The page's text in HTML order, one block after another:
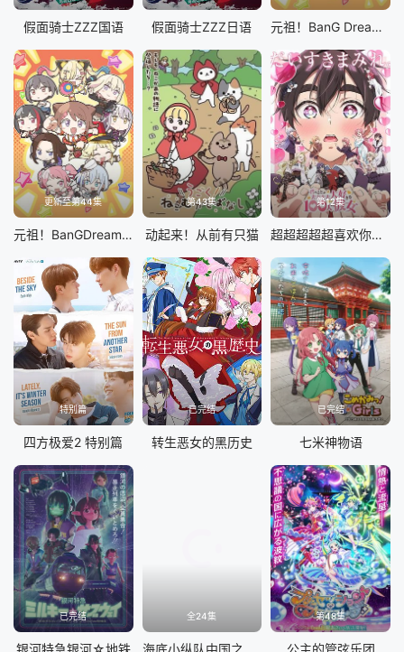
假面骑士ZZZ国语 假面骑士ZZZ日语 元祖！BanG Dream酱
更新至第44集
元祖！BanGDream酱
第43集
动起来！从前有只猫
第12集
超超超超超喜欢你的100个女朋友 第二季
特别篇
四方极爱2 特别篇
已完结
转生恶女的黑历史
已完结
七米神物语
已完结 全24集 第48集